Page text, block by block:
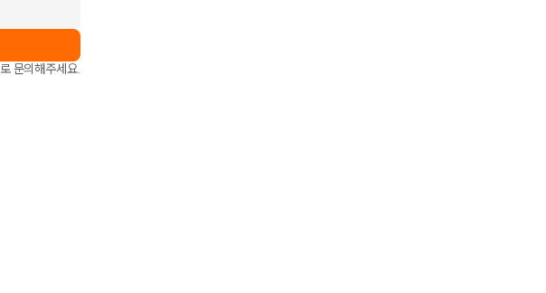
로 문의해주세요.